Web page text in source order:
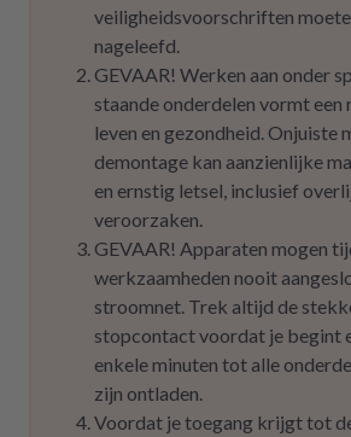
veiligheidsvoorschriften
nageleefd.
GEVAAR! Werken aan onder
staande onderdelen vormt een
leven en gezondheid. Onjuiste
demontage kan aanzienlijke
en ernstig letsel, inclusief
veroorzaken.
GEVAAR! Apparaten mogen
werkzaamheden nooit
stroomnet. Trek altijd de
stopcontact voordat je begint
enkele minuten tot alle
zijn ontladen.
Voordat je toegang krijgt tot